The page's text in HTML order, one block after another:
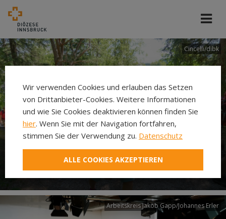
Cincelli/dibk
Neuer Pilgerweg Via
Laudato si’
Arbeitskreis Jakob Gapp/Johannes Erler
Wir verwenden Cookies und erlauben das Setzen
von Drittanbieter-Cookies. Weitere Informationen
und wie Sie Cookies deaktivieren können finden Sie
hier. Wenn Sie mit der Navigation fortfahren,
stimmen Sie der Verwendung zu. Datenschutz
ALLE COOKIES AKZEPTIEREN